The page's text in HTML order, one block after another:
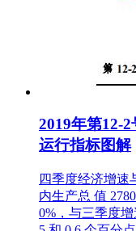
2019年第12-
运行指标图解
四季度经济增速
内生产总 值
0%，与三季度